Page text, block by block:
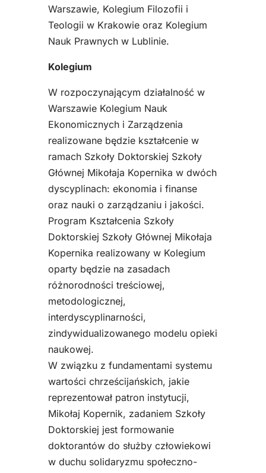
Warszawie, Kolegium Filozofii i
Teologii w Krakowie oraz Kolegium
Nauk Prawnych w Lublinie.
Kolegium
W rozpoczynającym działalność w
Warszawie Kolegium Nauk
Ekonomicznych i Zarządzenia
realizowane będzie kształcenie w
ramach Szkoły Doktorskiej Szkoły
Głównej Mikołaja Kopernika w dwóch
dyscyplinach: ekonomia i finanse
oraz nauki o zarządzaniu i jakości.
Program Kształcenia Szkoły
Doktorskiej Szkoły Głównej Mikołaja
Kopernika realizowany w Kolegium
oparty będzie na zasadach
różnorodności treściowej,
metodologicznej,
interdyscyplinarności,
zindywidualizowanego modelu opieki
naukowej.
W związku z fundamentami systemu
wartości chrześcijańskich, jakie
reprezentował patron instytucji,
Mikołaj Kopernik, zadaniem Szkoły
Doktorskiej jest formowanie
doktorantów do służby człowiekowi
w duchu solidaryzmu społeczno-